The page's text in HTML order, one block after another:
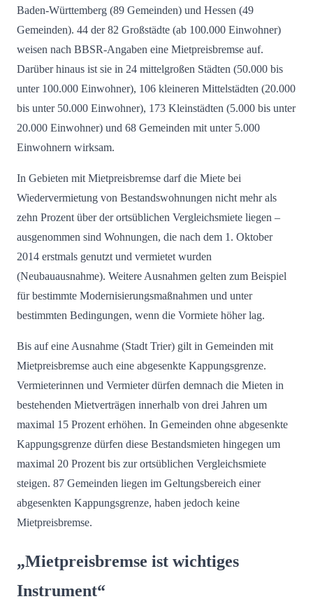
Baden-Württemberg (89 Gemeinden) und Hessen (49
Gemeinden). 44 der 82 Großstädte (ab 100.000 Einwohner)
weisen nach BBSR-Angaben eine Mietpreisbremse auf.
Darüber hinaus ist sie in 24 mittelgroßen Städten (50.000 bis
unter 100.000 Einwohner), 106 kleineren Mittelstädten (20.000
bis unter 50.000 Einwohner), 173 Kleinstädten (5.000 bis unter
20.000 Einwohner) und 68 Gemeinden mit unter 5.000
Einwohnern wirksam.
In Gebieten mit Mietpreisbremse darf die Miete bei
Wiedervermietung von Bestandswohnungen nicht mehr als
zehn Prozent über der ortsüblichen Vergleichsmiete liegen –
ausgenommen sind Wohnungen, die nach dem 1. Oktober
2014 erstmals genutzt und vermietet wurden
(Neubauausnahme). Weitere Ausnahmen gelten zum Beispiel
für bestimmte Modernisierungsmaßnahmen und unter
bestimmten Bedingungen, wenn die Vormiete höher lag.
Bis auf eine Ausnahme (Stadt Trier) gilt in Gemeinden mit
Mietpreisbremse auch eine abgesenkte Kappungsgrenze.
Vermieterinnen und Vermieter dürfen demnach die Mieten in
bestehenden Mietverträgen innerhalb von drei Jahren um
maximal 15 Prozent erhöhen. In Gemeinden ohne abgesenkte
Kappungsgrenze dürfen diese Bestandsmieten hingegen um
maximal 20 Prozent bis zur ortsüblichen Vergleichsmiete
steigen. 87 Gemeinden liegen im Geltungsbereich einer
abgesenkten Kappungsgrenze, haben jedoch keine
Mietpreisbremse.
„Mietpreisbremse ist wichtiges
Instrument“